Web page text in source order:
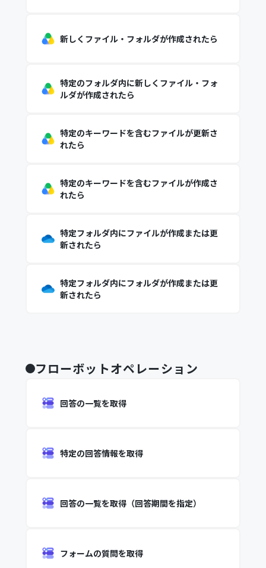
新しくファイル・フォルダが作成されたら
特定のフォルダ内に新しくファイル・フォ
ルダが作成されたら
特定のキーワードを含むファイルが更新さ
れたら
特定のキーワードを含むファイルが作成さ
れたら
特定フォルダ内にファイルが作成または更
新されたら
特定フォルダ内にフォルダが作成または更
新されたら
フローボットオペレーション
回答の一覧を取得
特定の回答情報を取得
回答の一覧を取得（回答期間を指定）
フォームの質問を取得